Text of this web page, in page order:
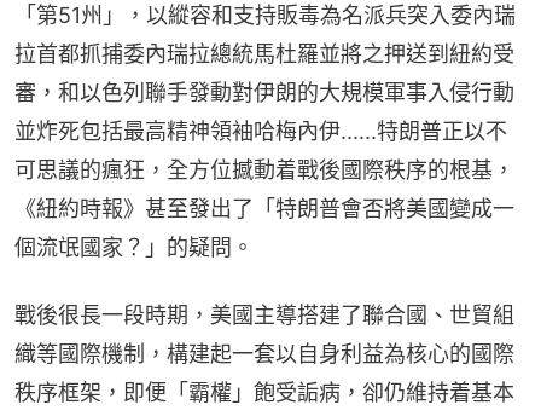
「第51州」，以縱容和支持販毒為名派兵突入委內瑞
拉首都抓捕委內瑞拉總統馬杜羅並將之押送到紐約受
審，和以色列聯手發動對伊朗的大規模軍事入侵行動
並炸死包括最高精神領袖哈梅內伊......特朗普正以不
可思議的瘋狂，全方位撼動着戰後國際秩序的根基，
《紐約時報》甚至發出了「特朗普會否將美國變成一
個流氓國家？」的疑問。
戰後很長一段時期，美國主導搭建了聯合國、世貿組
織等國際機制，構建起一套以自身利益為核心的國際
秩序框架，即便「霸權」飽受詬病，卻仍維持着基本